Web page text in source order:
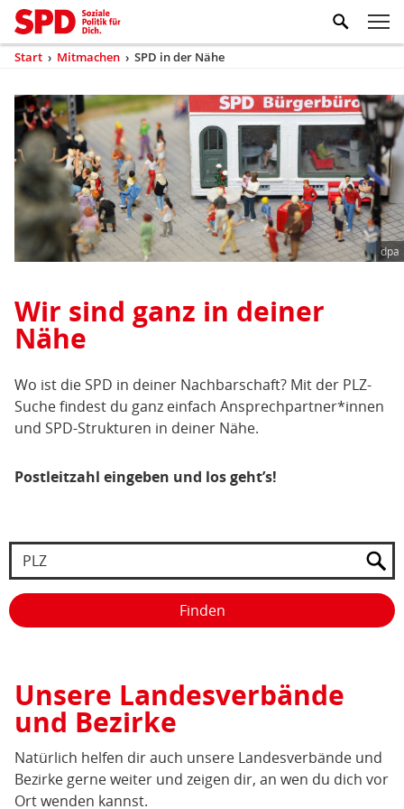
Kopfbereich
Sprungmarken-
Navigation
Zum Inhaltsbereich der Seite
Hauptnavigation
Sie
hier
Start › Mitmachen › SPD in der Nähe
Inhaltsbereich
SPD
in
der
Nähe
dpa
Wir sind ganz in deiner
Nähe
Wo ist die SPD in deiner Nachbarschaft? Mit der PLZ-
Suche findest du ganz einfach Ansprechpartner*innen
und SPD-Strukturen in deiner Nähe.
Postleitzahl eingeben und los geht’s!
Suche
Postleitzahl
Unsere Landesverbände
und Bezirke
Natürlich helfen dir auch unsere Landesverbände und
Bezirke gerne weiter und zeigen dir, an wen du dich vor
Ort wenden kannst.